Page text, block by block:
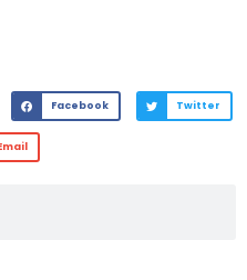
Facebook Twitter